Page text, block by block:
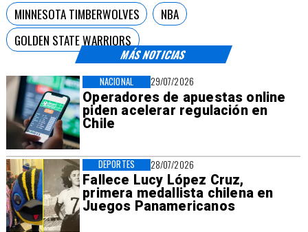
MÁS NOTICIAS
29/07/2026
Operadores de apuestas online
piden acelerar regulación en
Chile
NACIONAL
28/07/2026
Fallece Lucy López Cruz,
primera medallista chilena en
Juegos Panamericanos
DEPORTES
MINNESOTA TIMBERWOLVES
NBA
GOLDEN STATE WARRIORS